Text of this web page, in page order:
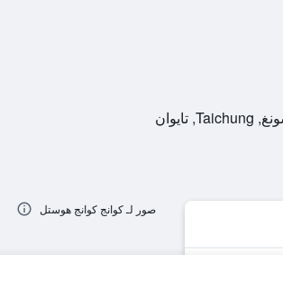
صور لـ كوانج كوانج هوستل